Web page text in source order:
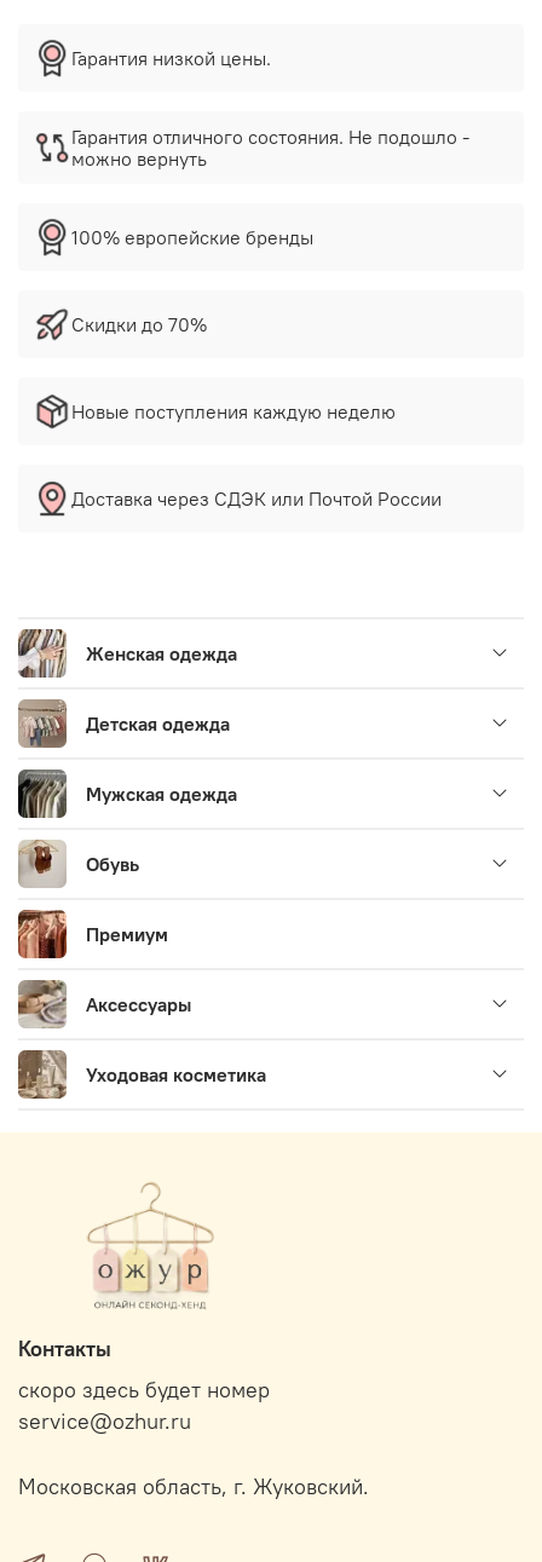
Гарантия низкой цены.
Гарантия отличного состояния. Не подошло -
можно вернуть
100% европейские бренды
Скидки до 70%
Новые поступления каждую неделю
Доставка через СДЭК или Почтой России
Женская одежда
Детская одежда
Мужская одежда
Обувь
Премиум
Аксессуары
Уходовая косметика
Контакты
скоро здесь будет номер
service@ozhur.ru
Московская область, г. Жуковский.